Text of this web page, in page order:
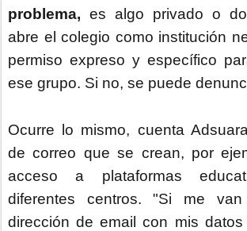
problema, es algo privado o
abre el colegio como institución
permiso expreso y específico
ese grupo. Si no, se puede
Ocurre lo mismo, cuenta
de correo que se crean, por
acceso a plataformas
diferentes centros. "Si me
dirección de email con mis